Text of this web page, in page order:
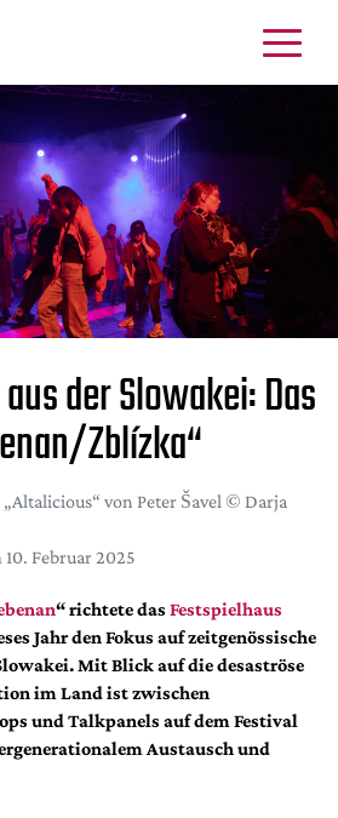
der Slowakei: Das
Zblízka“
von Peter Šavel © Darja
10. Februar 2025
“ richtete das Festspielhaus
Jahr den Fokus auf zeitgenössische
Mit Blick auf die desaströse
im Land ist zwischen
und Talkpanels auf dem Festival
Austausch und